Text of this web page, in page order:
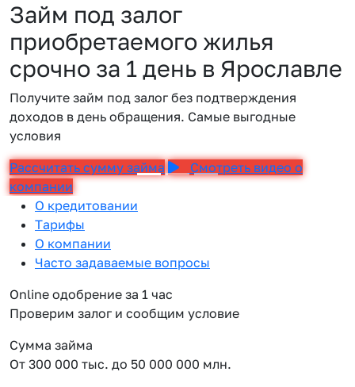
Займ под залог
приобретаемого жилья
срочно за 1 день в Ярославле
Получите займ под залог без подтверждения
доходов в день обращения. Самые выгодные
условия
Рассчитать сумму займа
Смотреть видео о
компании
О кредитовании
Тарифы
О компании
Часто задаваемые вопросы
Online одобрение за 1 час
Проверим залог и сообщим условие
Сумма займа
От 300 000 тыс. до 50 000 000 млн.